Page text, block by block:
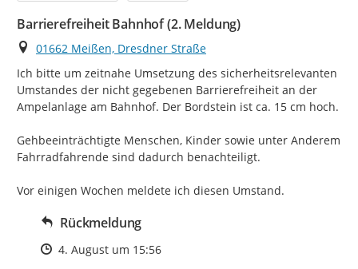
Barrierefreiheit Bahnhof (2. Meldung)
Ort
01662 Meißen, Dresdner Straße
Ich bitte um zeitnahe Umsetzung des sicherheitsrelevanten
Umstandes der nicht gegebenen Barrierefreiheit an der
Ampelanlage am Bahnhof. Der Bordstein ist ca. 15 cm hoch.
Gehbeeinträchtigte Menschen, Kinder sowie unter Anderem
Fahrradfahrende sind dadurch benachteiligt.
Vor einigen Wochen meldete ich diesen Umstand.
Rückmeldung
Zeitpunkt des Erstellens
4. August um 15:56